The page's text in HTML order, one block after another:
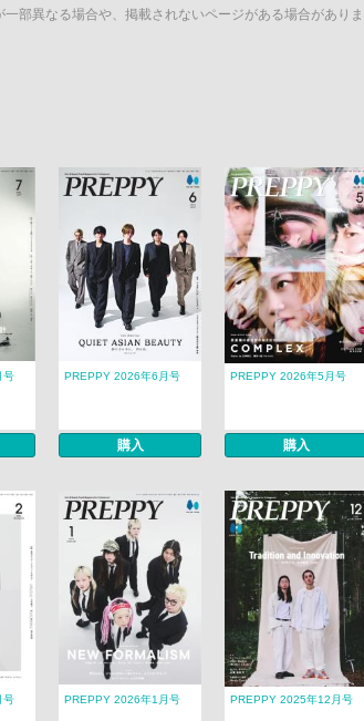
部異なる場合や、掲載されないページがある場合がありま
号 PREPPY 2026年6月号
購入
PREPPY 2026年5月号
購入
号 PREPPY 2026年1月号 PREPPY 2025年12月号